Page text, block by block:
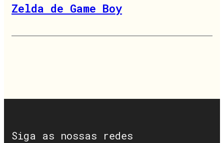
Zelda de Game Boy
Siga as nossas redes